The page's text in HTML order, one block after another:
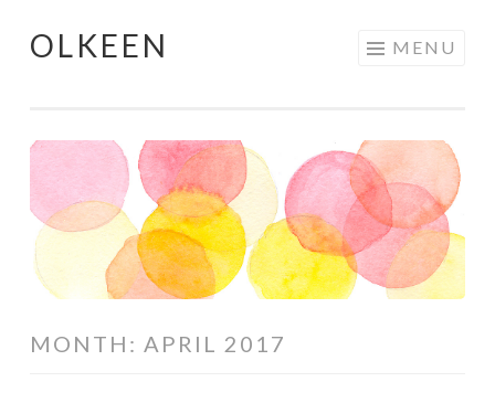
Skip
OLKEEN MENU
MONTH: APRIL 2017